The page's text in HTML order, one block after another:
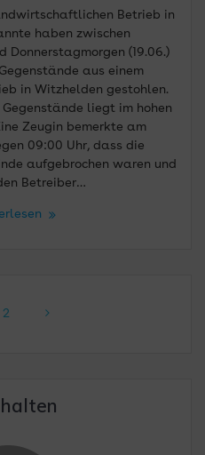
Betrieb in
haben zwischen
Donnerstagmorgen (19.06.)
aus einem
in Witzhelden gestohlen.
liegt im hohen
Zeugin bemerkte am
09:00 Uhr, dass die
aufgebrochen waren und
Betreiber…
Seite
2